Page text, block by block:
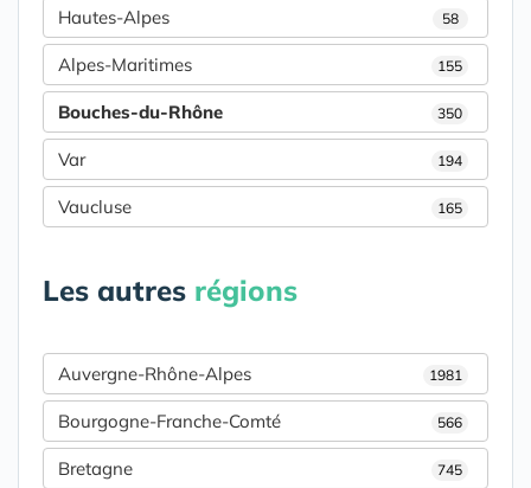
Hautes-Alpes 58
Alpes-Maritimes 155
Bouches-du-Rhône 350
Var 194
Vaucluse 165
Les autres régions
Auvergne-Rhône-Alpes 1981
Bourgogne-Franche-Comté 566
Bretagne 745